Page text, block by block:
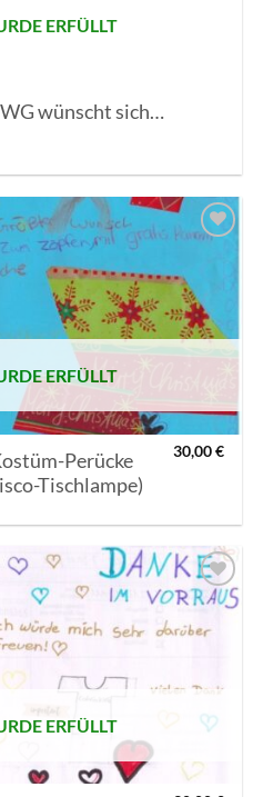
ERFÜLLT
wünscht sich…
AUF MEINE
MERKLISTE
SETZEN
ERFÜLLT
Perücke
Tischlampe)
30,00€
AUF MEINE
MERKLISTE
ERFÜLLT